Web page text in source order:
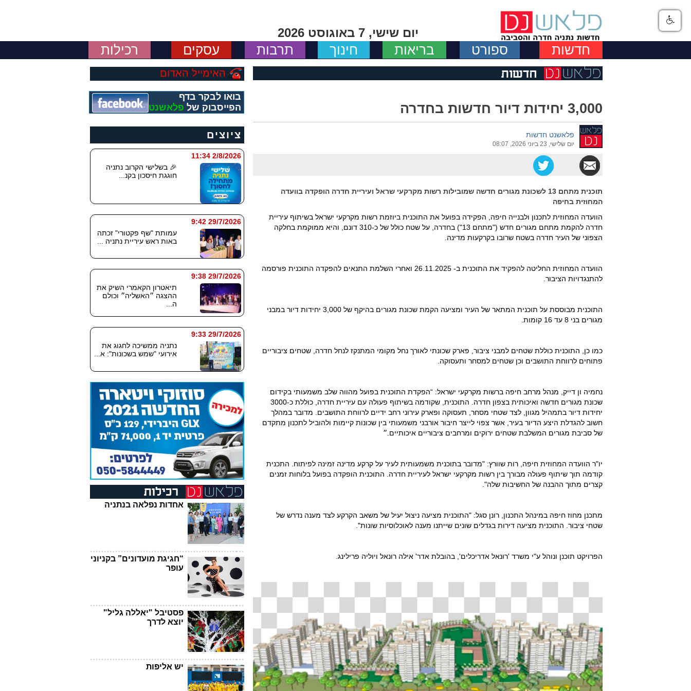
יום שישי, 7 באוגוסט 2026
חדשות ספורט בריאות חינוך תרבות עסקים רכילות
3,000 יחידות דיור חדשות בחדרה
פלאשנט חדשות
יום שלישי, 23 ביוני 2026, 08:07
תוכנית מתחם 13 לשכונת מגורים חדשה שמובילות רשות מקרקעי שראל ועיריית חדרה הופקדה בוועדה
המחוזית בחיפה
הוועדה המחוזית לתכנון ולבנייה חיפה, הפקידה בפועל את התוכנית ביוזמת רשות מקרקעי ישראל בשיתוף עיריית
חדרה להקמת מתחם מגורים חדש ("מתחם 13") בחדרה, על שטח כולל של כ-310 דונם, והיא ממוקמת בחלקה
הצפוני של העיר חדרה בשטח שרובו בקרקעות מדינה.
הוועדה המחוזית החליטה להפקיד את התוכנית ב- 26.11.2025 ואחרי השלמת התנאים להפקדה התוכנית פורסמה
להתנגדויות הציבור.
התוכנית מבוססת על תוכנית המתאר של העיר ומציעה הקמת שכונת מגורים בהיקף של 3,000 יחידות דיור במבני
מגורים בני 8 עד 16 קומות.
כמו כן, התוכנית כוללת שטחים למבני ציבור, פארק שכונתי לאורך נחל מקומי המתנקז לנחל חדרה, שטחים ציבוריים
פתוחים לרווחת התושבים וכן שטחים למסחר ותעסוקה.
נחמיה ון דייק, מנהל מרחב חיפה ברשות מקרקעי ישראל: “הפקדת התוכנית בפועל מהווה שלב משמעותי בקידום
שכונת מגורים חדשה ואיכותית בצפון חדרה. התוכנית, שקודמה בשיתוף פעולה עם עיריית חדרה, כוללת כ-3000
יחידות דיור בתמהיל מגוון, לצד שטחי מסחר, תעסוקה ופארק עירוני רחב ידיים לרווחת התושבים. מדובר במהלך
חשוב להגדלת היצע הדיור בעיר, אשר צפוי לייצר חיבור אורבני משמעותי בין שכונות קיימות ולהוביל לתכנון מתקדם
של סביבת מגורים המשלבת שטחים ירוקים ומרחבים ציבוריים איכותיים.״
יו"ר הוועדה המחוזית חיפה, רות שוורץ: "מדובר בתוכנית משמעותית לעיר על קרקע מדינה זמינה לפיתוח. התכנית
קודמה תוך שיתוף פעולה מבורך בין רשות מקרקעי ישראל לעיריית חדרה. התוכנית הופקדה בפועל בלוחות זמנים
קצרים מתוך ההבנה של החשיבות שלה".
מתכנן מחוז חיפה במינהל התכנון, רונן סגל: "התוכנית מציעה ניצול יעיל של משאב הקרקע לצד מענה נדרש של
שטחי ציבור. התוכנית מציעה דירות בגדלים שונים שייתנו מענה לאוכלוסיות שונות".
הפרויקט תוכנן ונוהל ע"י משרד 'רונאל אדריכלים', בהובלת אדר' אילה רונאל ויוליה פרילינג.
האימייל האדום
בואו לבקר בדף
הפייסבוק של פלאשנט
ציוצים
2/8/2026 11:34
🎉 בשלישי הקרוב נתניה
חוגגת חיסכון בקנ...
29/7/2026 9:42
עמותת "שף פקטורי" זכתה
באות ראש עיריית נתניה ...
29/7/2026 9:38
תיאטרון הקאמרי השיק את
ההצגה ״האשליה״ וכולם
ה...
29/7/2026 9:33
נתניה ממשיכה לחגוג את
אירועי "שמש בשכונות": א...
אחדות נפלאה בנתניה
“חגיגת מועדונים” בקניוני
עופר
פסטיבל "יאללה גליל"
יוצא לדרך
יש אליפות